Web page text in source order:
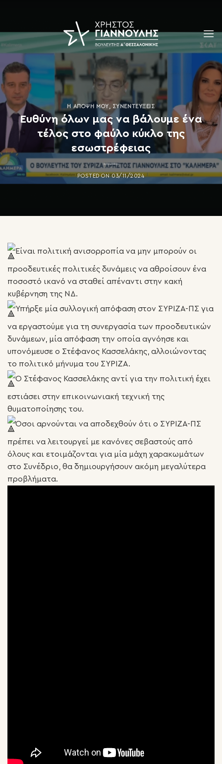
content
Η ΆΠΟΨΗ ΜΟΥ, ΣΥΝΕΝΤΕΎΞΕΙΣ
Ευθύνη όλων μας να βάλουμε ένα
τέλος στο φαύλο κύκλο της
εσωστρέφειας
POSTED ON03/11/2024
Είναι πολιτική ανισορροπία να μην μπορούν οι
προοδευτικές πολιτικές δυνάμεις να αθροίσουν ένα
ποσοστό ικανό να σταθεί απέναντι στην κακή
κυβέρνηση της ΝΔ.
Υπήρξε μία συλλογική απόφαση στον ΣΥΡΙΖΑ-ΠΣ για
να εργαστούμε για τη συνεργασία των προοδευτικών
δυνάμεων, μία απόφαση την οποία αγνόησε και
υπονόμευσε ο Στέφανος Κασσελάκης, αλλοιώνοντας
το πολιτικό μήνυμα του ΣΥΡΙΖΑ.
Ο Στέφανος Κασσελάκης αντί για την πολιτική έχει
εστιάσει στην επικοινωνιακή τεχνική της
θυματοποίησης του.
Όσοι αρνούνται να αποδεχθούν ότι ο ΣΥΡΙΖΑ-ΠΣ
πρέπει να λειτουργεί με κανόνες σεβαστούς από
όλους και ετοιμάζονται για μία μάχη χαρακωμάτων
στο Συνέδριο, θα δημιουργήσουν ακόμη μεγαλύτερα
προβλήματα.